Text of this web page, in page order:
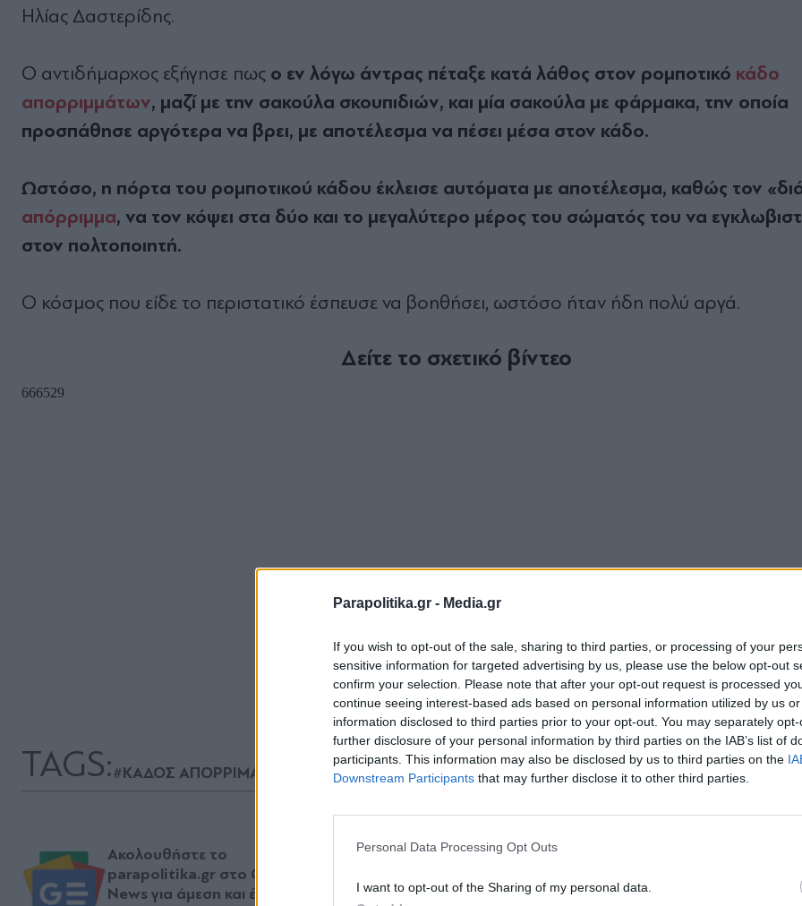
Parapolitika.gr - Media.gr
If you wish to opt-out of the sale, sharing to third parties, or processing of your
sensitive information for targeted advertising by us, please use the below opt-out
confirm your selection. Please note that after your opt-out request is processed
continue seeing interest-based ads based on personal information utilized by us
information disclosed to third parties prior to your opt-out. You may separately
further disclosure of your personal information by third parties on the IAB’s list of
participants. This information may also be disclosed by us to third parties on the
Downstream Participants that may further disclose it to other third parties.
Personal Data Processing Opt Outs
I want to opt-out of the Sharing of my personal data.
Ηλίας Δαστερίδης.
Ο αντιδήμαρχος εξήγησε πως ο εν λόγω άντρας πέταξε κατά λάθος στον ρομποτικό κάδο
απορριμμάτων, μαζί με την σακούλα σκουπιδιών, και μία σακούλα με φάρμακα, την οποία
προσπάθησε αργότερα να βρει, με αποτέλεσμα να πέσει μέσα στον κάδο.
Ωστόσο, η πόρτα του ρομποτικού κάδου έκλεισε αυτόματα με αποτέλεσμα, καθώς τον
απόρριμμα, να τον κόψει στα δύο και το μεγαλύτερο μέρος του σώματός του να
στον πολτοποιητή.
Ο κόσμος που είδε το περιστατικό έσπευσε να βοηθήσει, ωστόσο ήταν ήδη πολύ αργά.
Δείτε το σχετικό βίντεο
TAGS:#ΚΑΔΟΣ ΑΠΟΡΡΙΜΑΤΩΝ #Απορρίμματα#35χρονος#video#Αλεξανδρούπολη#Θάνατος
Ακολουθήστε το
parapolitika.gr στο Google
News για άμεση και έγκυρη
facebook
Ακολουθήστε
newsletter